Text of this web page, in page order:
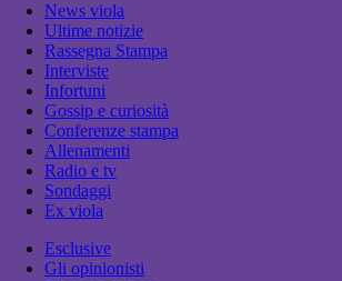
News viola
Ultime notizie
Rassegna Stampa
Interviste
Infortuni
Gossip e curiosità
Conferenze stampa
Allenamenti
Radio e tv
Sondaggi
Ex viola
Esclusive
Gli opinionisti